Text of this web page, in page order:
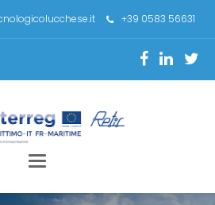
+39 0583 56631
Toggle